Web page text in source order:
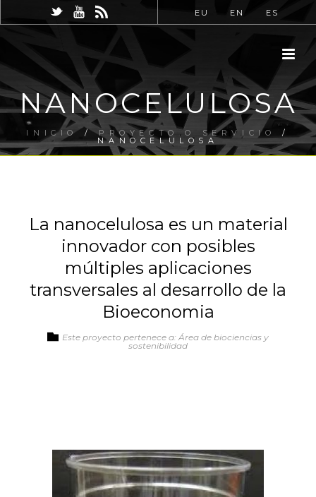
EU EN ES
NANOCELULOSA
INICIO/PROYECTO O SERVICIO /
NANOCELULOSA
La nanocelulosa es un material
innovador con posibles
múltiples aplicaciones
transversales al desarrollo de la
Bioeconomia
Este proyecto pertenece a: Área de biociencias y
sostenibilidad